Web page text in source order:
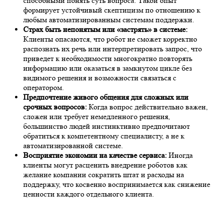
формирует устойчивый скептицизм по отношению к
любым автоматизированным системам поддержки.
Страх быть непонятым или «застрять» в системе:
Клиенты опасаются, что робот не сможет корректно
распознать их речь или интерпретировать запрос, что
приведет к необходимости многократно повторять
информацию или оказаться в замкнутом цикле без
видимого решения и возможности связаться с
оператором.
Предпочтение живого общения для сложных или
срочных вопросов: Когда вопрос действительно важен,
сложен или требует немедленного решения,
большинство людей инстинктивно предпочитают
обратиться к компетентному специалисту, а не к
автоматизированной системе.
Восприятие экономии на качестве сервиса: Иногда
клиенты могут расценить внедрение роботов как
желание компании сократить штат и расходы на
поддержку, что косвенно воспринимается как снижение
ценности каждого отдельного клиента.